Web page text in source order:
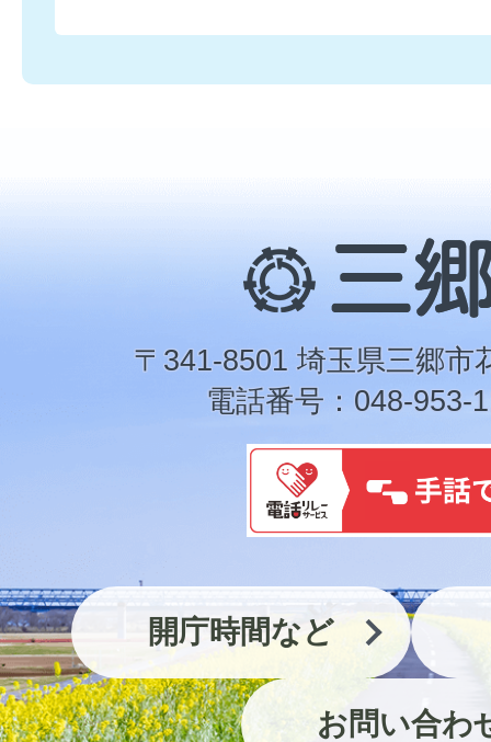
三
郷
市
〒341-8501 埼玉県三郷市
電話番号：048-953-
開庁時間など
お問い合わ